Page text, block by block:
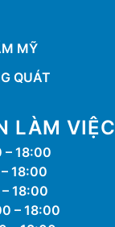
MỸ
QUÁT
LÀM VIỆC
– 18:00
18:00
18:00
– 18:00